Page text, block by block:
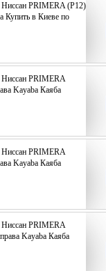
PRIMERA (P12)
Купить в Киеве по
PRIMERA
Kayaba Каяба
PRIMERA
Kayaba Каяба
PRIMERA
Kayaba Каяба